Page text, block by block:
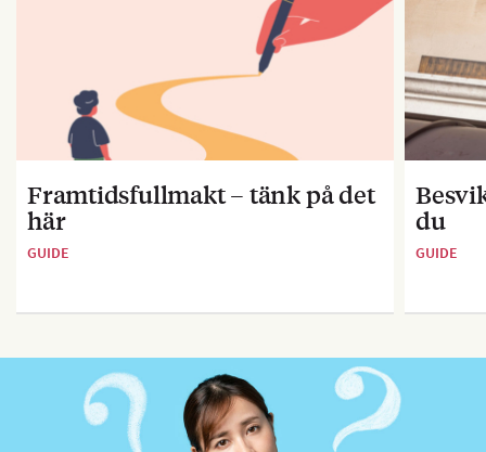
Framtidsfullmakt – tänk på det
här
GUIDE
du
GUIDE